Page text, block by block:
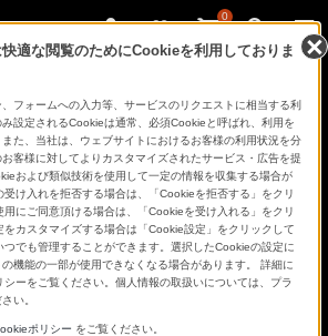
0
適な閲覧のためにCookieを利用しておりま
フォームへの入力等、サービスのリクエストに相当する利
設定されるCookieは通常、必須Cookieと呼ばれ、利用を
た、当社は、ウェブサイトにおけるお客様の利用状況を分
客様に対してよりカスタマイズされたサービス・広告を提
および類似技術を使用して一定の情報を収集する場合が
け入れを拒否する場合は、「Cookieを拒否する」をクリ
にご同意頂ける場合は、「Cookieを受け入れる」をクリ
カスタマイズする場合は「Cookie設定」をクリックして
つでも管理することができます。選択したCookieの設定に
機能の一部が使用できなくなる場合があります。 詳細に
ーをご覧ください。個人情報の取扱いについては、プラ
い。
ポリシー をご覧ください。